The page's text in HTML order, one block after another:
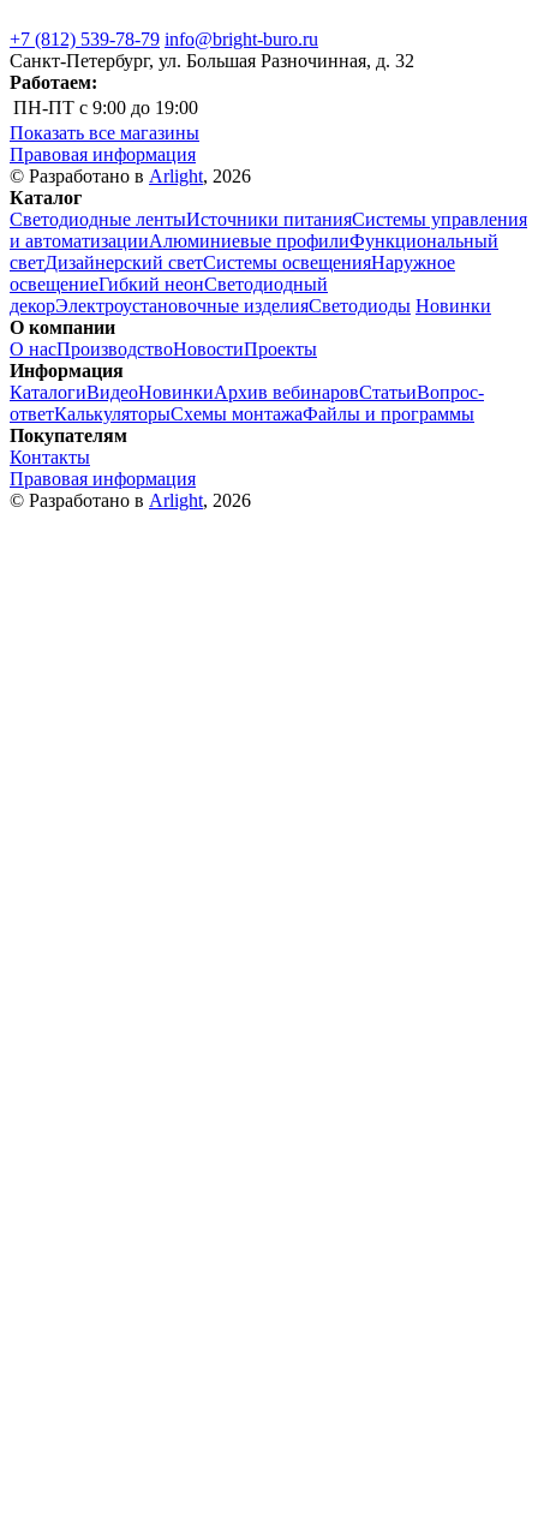
+7 (812) 539-78-79 info@bright-buro.ru
Санкт-Петербург, ул. Большая Разночинная, д. 32
Работаем:
ПН-ПТ с 9:00 до 19:00
Показать все магазины
Правовая информация
© Разработано в Arlight, 2026
Каталог
Светодиодные лентыИсточники питанияСистемы управления
и автоматизацииАлюминиевые профилиФункциональный
светДизайнерский светСистемы освещенияНаружное
освещениеГибкий неонСветодиодный
декорЭлектроустановочные изделияСветодиоды Новинки
О компании
О насПроизводствоНовостиПроекты
Информация
КаталогиВидеоНовинкиАрхив вебинаровСтатьиВопрос-
ответКалькуляторыСхемы монтажаФайлы и программы
Покупателям
Контакты
Правовая информация
© Разработано в Arlight, 2026